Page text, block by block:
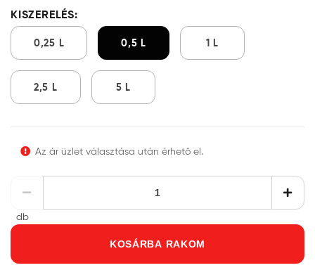
KISZERELÉS:
0,25 L 0,5 L 1 L
2,5 L 5 L
Az ár üzlet választása után érhető el.
db
KOSÁRBA RAKOM